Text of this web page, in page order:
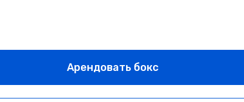
Арендовать бокс